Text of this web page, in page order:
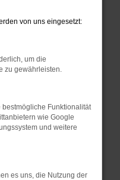
– die clevere
von uns eingesetzt:
um die
zu gewährleisten.
Funktionalität
wie Google
und weitere
es uns, die Nutzung der